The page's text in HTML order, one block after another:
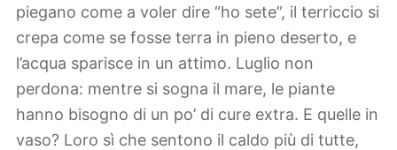
piegano come a voler dire “ho sete”, il terriccio si
crepa come se fosse terra in pieno deserto, e
l’acqua sparisce in un attimo. Luglio non
perdona: mentre si sogna il mare, le piante
hanno bisogno di un po’ di cure extra. E quelle in
vaso? Loro sì che sentono il caldo più di tutte,